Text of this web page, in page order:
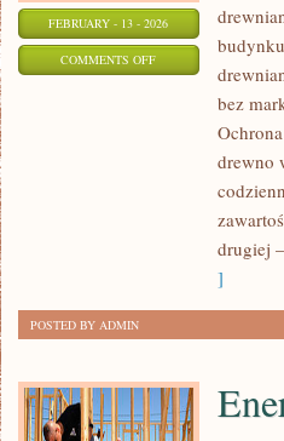
FEBRUARY - 13 - 2026
COMMENTS OFFON
BUDOWNICTWIE
bez
drewno
drugiej
]
POSTED BY ADMIN